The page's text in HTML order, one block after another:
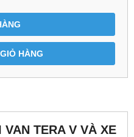
HÀNG
TERA V VÀ XE